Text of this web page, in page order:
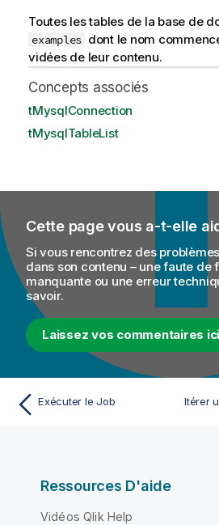
Toutes les tables de la base de
examples dont le nom
vidées de leur contenu.
Concepts associés
tMysqlConnection
tMysqlTableList
Cette page vous a-t-elle
Si vous rencontrez des
dans son contenu – une faute de
manquante ou une erreur
savoir.
Laissez vos commentaires ici
Exécuter le Job
Ressources D'aide
Vidéos Qlik Help